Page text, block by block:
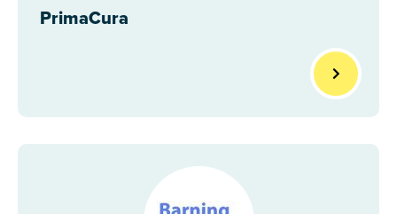
PrimaCura